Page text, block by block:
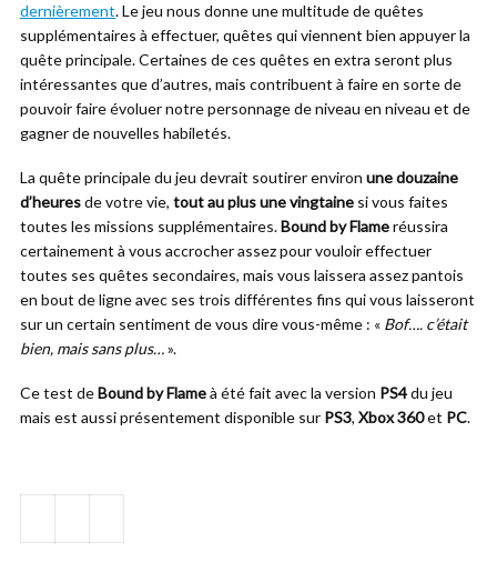
dernièrement. Le jeu nous donne une multitude de quêtes
supplémentaires à effectuer, quêtes qui viennent bien appuyer la
quête principale. Certaines de ces quêtes en extra seront plus
intéressantes que d’autres, mais contribuent à faire en sorte de
pouvoir faire évoluer notre personnage de niveau en niveau et de
gagner de nouvelles habiletés.
La quête principale du jeu devrait soutirer environ une douzaine
d’heuresde votre vie, tout au plus une vingtaine si vous faites
toutes les missions supplémentaires.Bound by Flameréussira
certainement à vous accrocher assez pour vouloir effectuer
toutes ses quêtes secondaires, mais vous laissera assez pantois
en bout de ligne avec ses trois différentes fins qui vous laisseront
sur un certain sentiment de vous dire vous-même : « Bof…. c’était
bien, mais sans plus…».
Ce test deBound by Flameà été fait avec la version PS4du jeu
mais est aussi présentement disponible sur PS3, Xbox 360et PC.